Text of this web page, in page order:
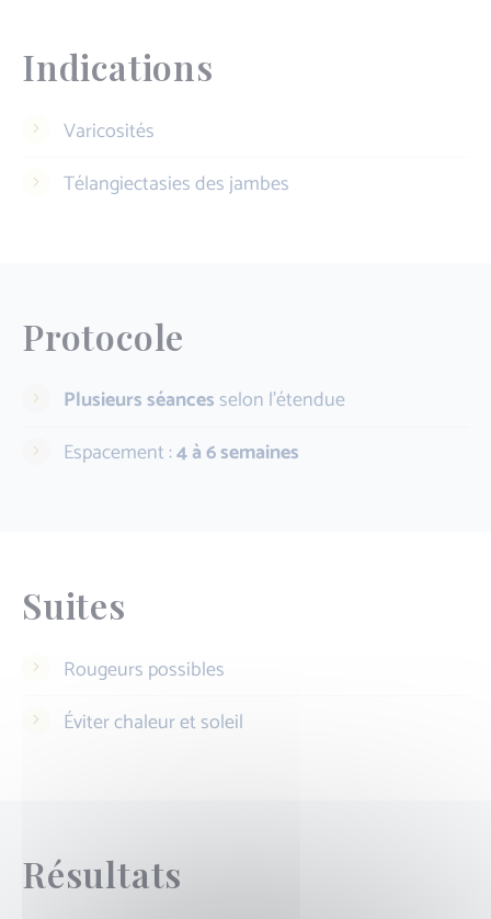
Indications
Varicosités
Télangiectasies des jambes
Protocole
Plusieurs séancesselon l'étendue
Espacement :4 à 6 semaines
Suites
Rougeurs possibles
Éviter chaleur et soleil
Résultats